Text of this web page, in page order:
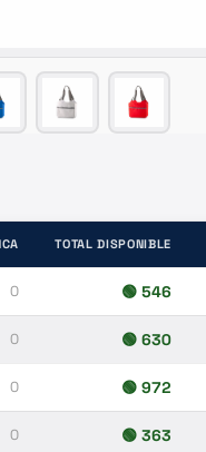
TOTAL DISPONIBLE
0 🟢 546
0 🟢 630
0 🟢 972
0 🟢 363